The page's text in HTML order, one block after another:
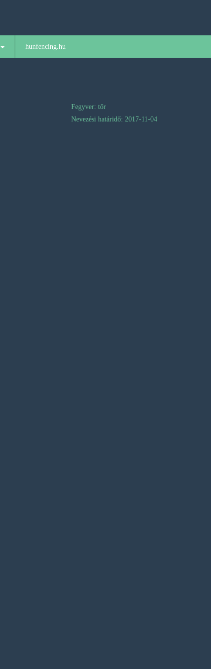
hunfencing.hu
Fegyver: tőr
Nevezési határidő: 2017-11-04